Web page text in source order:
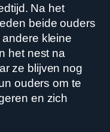
Na het
beide ouders
kleine
het nest na
ze blijven nog
ouders om te
en zich